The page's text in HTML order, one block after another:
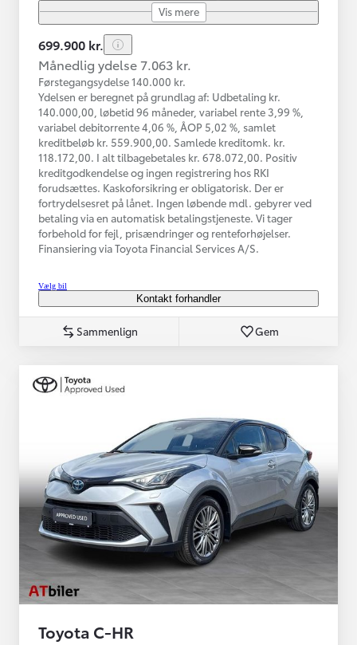
Vis mere
699.900 kr.
Månedlig ydelse 7.063 kr.
Førstegangsydelse 140.000 kr.
Ydelsen er beregnet på grundlag af: Udbetaling kr.
140.000,00, løbetid 96 måneder, variabel rente 3,99 %,
variabel debitorrente 4,06 %, ÅOP 5,02 %, samlet
kreditbeløb kr. 559.900,00. Samlede kreditomk. kr.
118.172,00. I alt tilbagebetales kr. 678.072,00. Positiv
kreditgodkendelse og ingen registrering hos RKI
forudsættes. Kaskoforsikring er obligatorisk. Der er
fortrydelsesret på lånet. Ingen løbende mdl. gebyrer ved
betaling via en automatisk betalingstjeneste. Vi tager
forbehold for fejl, prisændringer og renteforhøjelser.
Finansiering via Toyota Financial Services A/S.
Vælg bil
Kontakt forhandler
Sammenlign Gem
Toyota C-HR